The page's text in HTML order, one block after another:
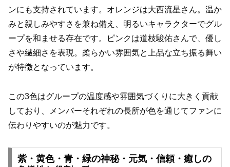
ンにも支持されています。オレンジは大西流星さん。温か
みと親しみやすさを兼ね備え、明るいキャラクターでグル
ープを和ませる存在です。ピンクは道枝駿佑さんで、優し
さや繊細さを表現。柔らかい雰囲気と上品な立ち振る舞い
が特徴となっています。
この3色はグループの温度感や雰囲気づくりに大きく貢献
しており、メンバーそれぞれの長所が色を通じてファンに
伝わりやすいのが魅力です。
紫・黄色・青・緑の神秘・元気・信頼・癒しの